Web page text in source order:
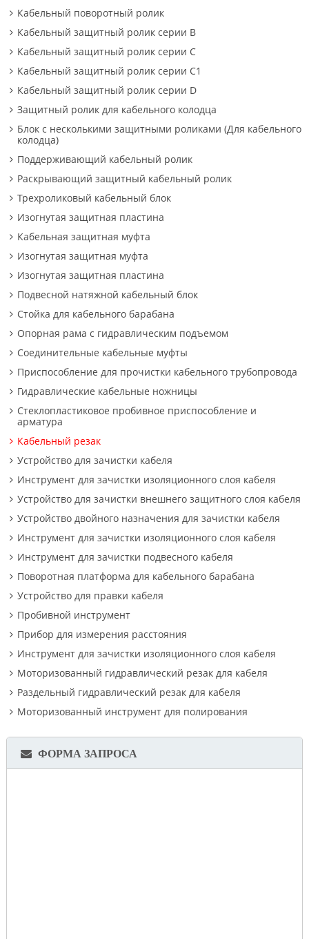
Кабельный поворотный ролик
Кабельный защитный ролик серии B
Кабельный защитный ролик серии C
Кабельный защитный ролик серии C1
Кабельный защитный ролик серии D
Защитный ролик для кабельного колодца
Блок с несколькими защитными роликами (Для кабельного
колодца)
Поддерживающий кабельный ролик
Раскрывающий защитный кабельный ролик
Трехроликовый кабельный блок
Изогнутая защитная пластина
Кабельная защитная муфта
Изогнутая защитная муфта
Изогнутая защитная пластина
Подвесной натяжной кабельный блок
Стойка для кабельного барабана
Опорная рама с гидравлическим подъемом
Соединительные кабельные муфты
Приспособление для прочистки кабельного трубопровода
Гидравлические кабельные ножницы
Стеклопластиковое пробивное приспособление и
арматура
Кабельный резак
Устройство для зачистки кабеля
Инструмент для зачистки изоляционного слоя кабеля
Устройство для зачистки внешнего защитного слоя кабеля
Устройство двойного назначения для зачистки кабеля
Инструмент для зачистки изоляционного слоя кабеля
Инструмент для зачистки подвесного кабеля
Поворотная платформа для кабельного барабана
Устройство для правки кабеля
Пробивной инструмент
Прибор для измерения расстояния
Инструмент для зачистки изоляционного слоя кабеля
Моторизованный гидравлический резак для кабеля
Раздельный гидравлический резак для кабеля
Моторизованный инструмент для полирования
ФОРМА ЗАПРОСА